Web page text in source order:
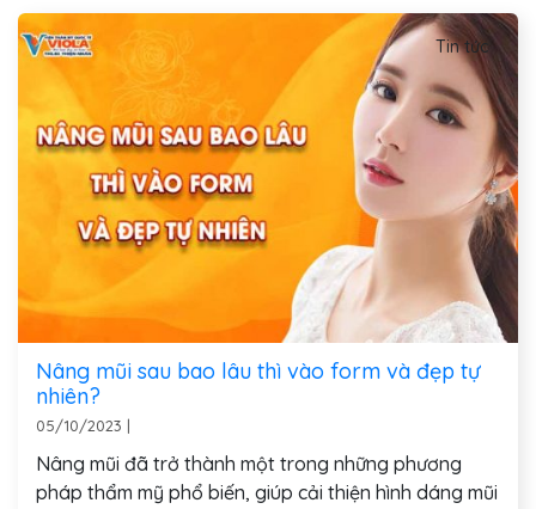
Tin tức
Nâng mũi sau bao lâu thì vào form và đẹp tự
nhiên?
05/10/2023 |
Nâng mũi đã trở thành một trong những phương
pháp thẩm mỹ phổ biến, giúp cải thiện hình dáng mũi